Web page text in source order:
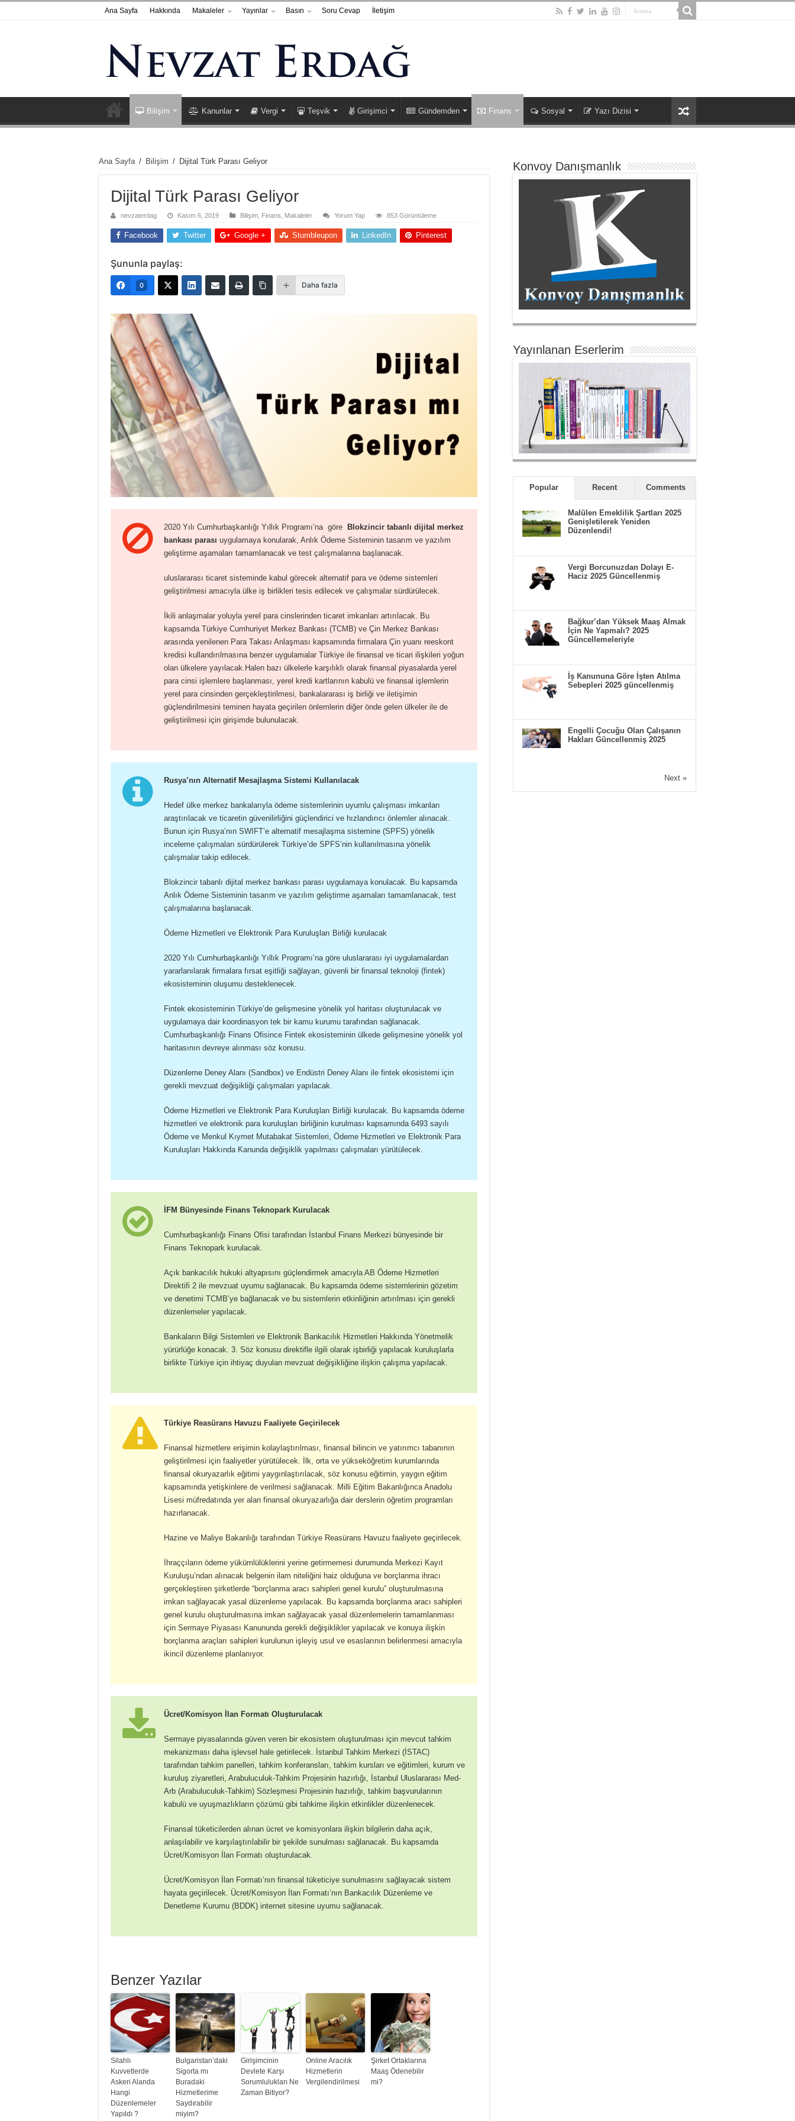
Ana Sayfa Hakkında Makaleler Yayınlar Basın Soru Cevap İletişim
Bilişim Kanunlar Vergi Teşvik Girişimci Gündemden Finans Sosyal Yazı Dizisi
Ana Sayfa / Bilişim / Dijital Türk Parası Geliyor
Dijital Türk Parası Geliyor
nevzaterdag Kasım 6, 2019 Bilişim Finans Makaleler Yorum Yap 853 Görüntüleme
Facebook Twitter Google + Stumbleupon LinkedIn Pinterest
Şununla paylaş:
0 Daha fazla
2020 Yılı Cumhurbaşkanlığı Yıllık Programı’na göre
Blokzincir tabanlı dijital merkez
bankası parası uygulamaya konularak, Anlık Ödeme Sisteminin tasarım ve yazılım
geliştirme aşamaları tamamlanacak ve test çalışmalarına başlanacak.
uluslararası ticaret sisteminde kabul görecek alternatif para ve ödeme sistemleri
geliştirilmesi amacıyla ülke iş birlikleri tesis edilecek ve çalışmalar sürdürülecek.
İkili anlaşmalar yoluyla yerel para cinslerinden ticaret imkanları artırılacak. Bu
kapsamda Türkiye Cumhuriyet Merkez Bankası (TCMB) ve Çin Merkez Bankası
arasında yenilenen Para Takası Anlaşması kapsamında firmalara Çin yuanı reeskont
kredisi kullandırılmasına benzer uygulamalar Türkiye ile finansal ve ticari ilişkileri yoğun
olan ülkelere yayılacak.Halen bazı ülkelerle karşılıklı olarak finansal piyasalarda yerel
para cinsi işlemlere başlanması, yerel kredi kartlarının kabulü ve finansal işlemlerin
yerel para cinsinden gerçekleştirilmesi, bankalararası iş birliği ve iletişimin
güçlendirilmesini teminen hayata geçirilen önlemlerin diğer önde gelen ülkeler ile de
geliştirilmesi için girişimde bulunulacak.
Rusya’nın Alternatif Mesajlaşma Sistemi Kullanılacak
Hedef ülke merkez bankalarıyla ödeme sistemlerinin uyumlu çalışması imkanları
araştırılacak ve ticaretin güvenilirliğini güçlendirici ve hızlandırıcı önlemler alınacak.
Bunun için Rusya’nın SWIFT’e alternatif mesajlaşma sistemine (SPFS) yönelik
inceleme çalışmaları sürdürülerek Türkiye’de SPFS’nin kullanılmasına yönelik
çalışmalar takip edilecek.
Blokzincir tabanlı dijital merkez bankası parası uygulamaya konulacak. Bu kapsamda
Anlık Ödeme Sisteminin tasarım ve yazılım geliştirme aşamaları tamamlanacak, test
çalışmalarına başlanacak.
Ödeme Hizmetleri ve Elektronik Para Kuruluşları Birliği kurulacak
2020 Yılı Cumhurbaşkanlığı Yıllık Programı’na göre uluslararası iyi uygulamalardan
yararlanılarak firmalara fırsat eşitliği sağlayan, güvenli bir finansal teknoloji (fintek)
ekosisteminin oluşumu desteklenecek.
Fintek ekosisteminin Türkiye’de gelişmesine yönelik yol haritası oluşturulacak ve
uygulamaya dair koordinasyon tek bir kamu kurumu tarafından sağlanacak.
Cumhurbaşkanlığı Finans Ofisince Fintek ekosisteminin ülkede gelişmesine yönelik yol
haritasının devreye alınması söz konusu.
Düzenleme Deney Alanı (Sandbox) ve Endüstri Deney Alanı ile fintek ekosistemi için
gerekli mevzuat değişikliği çalışmaları yapılacak.
Ödeme Hizmetleri ve Elektronik Para Kuruluşları Birliği kurulacak. Bu kapsamda ödeme
hizmetleri ve elektronik para kuruluşları birliğinin kurulması kapsamında 6493 sayılı
Ödeme ve Menkul Kıymet Mutabakat Sistemleri, Ödeme Hizmetleri ve Elektronik Para
Kuruluşları Hakkında Kanunda değişiklik yapılması çalışmaları yürütülecek.
İFM Bünyesinde Finans Teknopark Kurulacak
Cumhurbaşkanlığı Finans Ofisi tarafından İstanbul Finans Merkezi bünyesinde bir
Finans Teknopark kurulacak.
Açık bankacılık hukuki altyapısını güçlendirmek amacıyla AB Ödeme Hizmetleri
Direktifi 2 ile mevzuat uyumu sağlanacak. Bu kapsamda ödeme sistemlerinin gözetim
ve denetimi TCMB’ye bağlanacak ve bu sistemlerin etkinliğinin artırılması için gerekli
düzenlemeler yapılacak.
Bankaların Bilgi Sistemleri ve Elektronik Bankacılık Hizmetleri Hakkında Yönetmelik
yürürlüğe konacak. 3. Söz konusu direktifle ilgili olarak işbirliği yapılacak kuruluşlarla
birlikte Türkiye için ihtiyaç duyulan mevzuat değişikliğine ilişkin çalışma yapılacak.
Türkiye Reasürans Havuzu Faaliyete Geçirilecek
Finansal hizmetlere erişimin kolaylaştırılması, finansal bilincin ve yatırımcı tabanının
geliştirilmesi için faaliyetler yürütülecek. İlk, orta ve yükseköğretim kurumlarında
finansal okuryazarlık eğitimi yaygınlaştırılacak, söz konusu eğitimin, yaygın eğitim
kapsamında yetişkinlere de verilmesi sağlanacak. Milli Eğitim Bakanlığınca Anadolu
Lisesi müfredatında yer alan finansal okuryazarlığa dair derslerin öğretim programları
hazırlanacak.
Hazine ve Maliye Bakanlığı tarafından Türkiye Reasürans Havuzu faaliyete geçirilecek.
İhraççıların ödeme yükümlülüklerini yerine getirmemesi durumunda Merkezi Kayıt
Kuruluşu’ndan alınacak belgenin ilam niteliğini haiz olduğuna ve borçlanma ihracı
gerçekleştiren şirketlerde “borçlanma aracı sahipleri genel kurulu” oluşturulmasına
imkan sağlayacak yasal düzenleme yapılacak. Bu kapsamda borçlanma aracı sahipleri
genel kurulu oluşturulmasına imkan sağlayacak yasal düzenlemelerin tamamlanması
için Sermaye Piyasası Kanununda gerekli değişiklikler yapılacak ve konuya ilişkin
borçlanma araçları sahipleri kurulunun işleyiş usul ve esaslarının belirlenmesi amacıyla
ikincil düzenleme planlanıyor.
Ücret/Komisyon İlan Formatı Oluşturulacak
Sermaye piyasalarında güven veren bir ekosistem oluşturulması için mevcut tahkim
mekanizması daha işlevsel hale getirilecek. İstanbul Tahkim Merkezi (İSTAC)
tarafından tahkim panelleri, tahkim konferansları, tahkim kursları ve eğitimleri, kurum ve
kuruluş ziyaretleri, Arabuluculuk-Tahkim Projesinin hazırlığı, İstanbul Uluslararası Med-
Arb (Arabuluculuk-Tahkim) Sözleşmesi Projesinin hazırlığı, tahkim başvurularının
kabulü ve uyuşmazlıkların çözümü gibi tahkime ilişkin etkinlikler düzenlenecek.
Finansal tüketicilerden alınan ücret ve komisyonlara ilişkin bilgilerin daha açık,
anlaşılabilir ve karşılaştırılabilir bir şekilde sunulması sağlanacak. Bu kapsamda
Ücret/Komisyon İlan Formatı oluşturulacak.
Ücret/Komisyon İlan Formatı’nın finansal tüketiciye sunulmasını sağlayacak sistem
hayata geçirilecek. Ücret/Komisyon İlan Formatı’nın Bankacılık Düzenleme ve
Denetleme Kurumu (BDDK) internet sitesine uyumu sağlanacak.
Benzer Yazılar
Silahlı
Kuvvetlerde
Askeri Alanda
Hangi
Düzenlemeler
Yapıldı ?
Bulgaristan’daki
Sigorta mı
Buradaki
Hizmetlerime
Saydırabilir
miyim?
Girişimcinin
Devlete Karşı
Sorumlulukları Ne
Zaman Bitiyor?
Online Aracılık
Hizmetlerin
Vergilendirilmesi
Şirket Ortaklarına
Maaş Ödenebilir
mi?
Konvoy Danışmanlık
Yayınlanan Eserlerim
Popular Recent Comments
Malülen Emeklilik Şartları 2025
Genişletilerek Yeniden
Düzenlendi!
Vergi Borcunuzdan Dolayı E-
Haciz 2025 Güncellenmiş
Bağkur’dan Yüksek Maaş Almak
İçin Ne Yapmalı? 2025
Güncellemeleriyle
İş Kanununa Göre İşten Atılma
Sebepleri 2025 güncellenmiş
Engelli Çocuğu Olan Çalışanın
Hakları Güncellenmiş 2025
Next »